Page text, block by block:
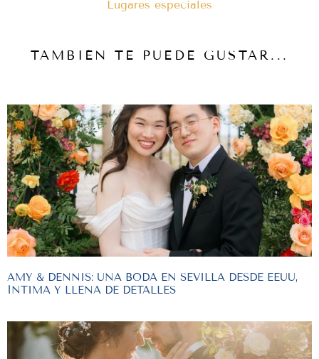
Lugares especiales
TAMBIÉN TE PUEDE GUSTAR...
AMY & DENNIS: UNA BODA EN SEVILLA DESDE EEUU,
ÍNTIMA Y LLENA DE DETALLES